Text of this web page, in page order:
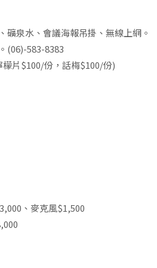
泉水、會議海報吊掛、無線上網。
(06)-583-8383
片$100/份，話梅$100/份)
、麥克風$1,500